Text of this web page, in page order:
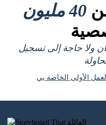
40 مليون
ولا حاجة إلى تسجيل
الأولى الخاصة بي